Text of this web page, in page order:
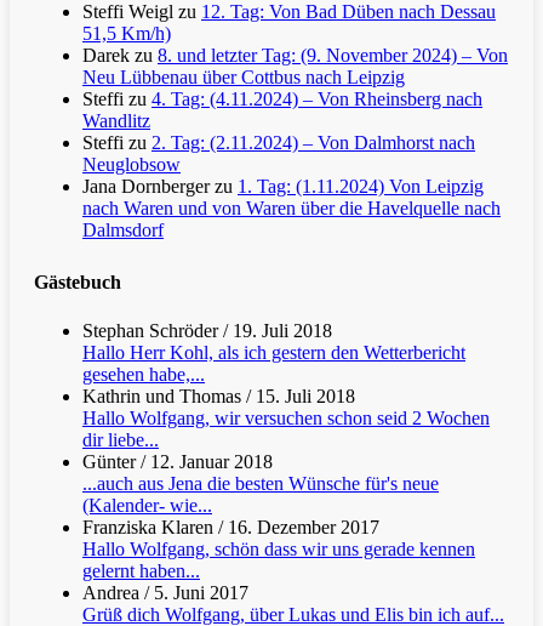
Steffi Weigl zu 12. Tag: Von Bad Düben nach Dessau
51,5 Km/h)
Darek zu 8. und letzter Tag: (9. November 2024) – Von
Neu Lübbenau über Cottbus nach Leipzig
Steffi zu 4. Tag: (4.11.2024) – Von Rheinsberg nach
Wandlitz
Steffi zu 2. Tag: (2.11.2024) – Von Dalmhorst nach
Neuglobsow
Jana Dornbergerzu 1. Tag: (1.11.2024) Von Leipzig
nach Waren und von Waren über die Havelquelle nach
Dalmsdorf
Gästebuch
Stephan Schröder/ 19. Juli 2018
Hallo Herr Kohl, als ich gestern den Wetterbericht
gesehen habe,...
Kathrin und Thomas / 15. Juli 2018
Hallo Wolfgang, wir versuchen schon seid 2 Wochen
dir liebe...
Günter/ 12. Januar 2018
...auch aus Jena die besten Wünsche für's neue
(Kalender- wie...
Franziska Klaren / 16. Dezember 2017
Hallo Wolfgang, schön dass wir uns gerade kennen
gelernt haben...
Andrea / 5. Juni 2017
Grüß dich Wolfgang, über Lukas und Elis bin ich auf...